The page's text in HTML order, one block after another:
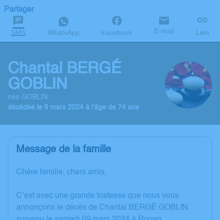
Partager
SMS WhatsApp Facebook E-mail Lien
Chantal BERGÉ
GOBLIN
née GOBLIN
décédée le 9 mars 2024 à l'âge de 74 ans
Message de la famille
Chère famille, chers amis,
C’est avec une grande tristesse que nous vous
annonçons le décès de Chantal BERGÉ GOBLIN